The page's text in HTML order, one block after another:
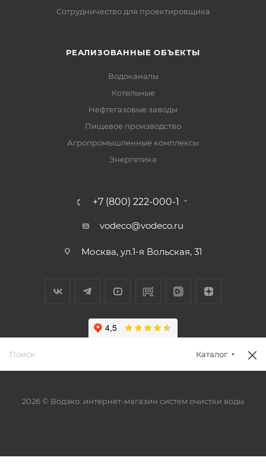
Сотрудничество для проектировщика
РЕАЛИЗОВАННЫЕ ОБЪЕКТЫ
Водоканалы
Котельные
Нефтегазовые заводы
Пищевое производство
Агропромышленные комплексы
Энергетика
+7 (800) 222-000-1
vodeco@vodeco.ru
Москва, ул.1-я Вольская, 31
2026 © Водэко: интернет-магазин систем очистки воды
Каталог